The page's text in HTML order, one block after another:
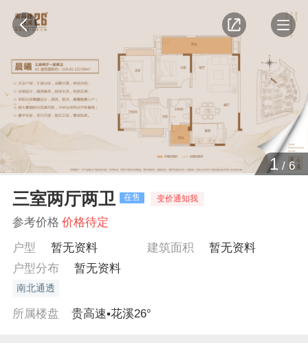
1/ 6
三室两厅两卫 在售 变价通知我
参考价格 价格待定
户型
暂无资料 建筑面积
暂无资料
户型分布
暂无资料
南北通透
所属楼盘 贵高速▪花溪26°